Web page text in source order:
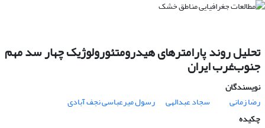
تحلیل روند پارامترهای هیدرومتئورولوژیک چهار سد مهم
جنوب‌غرب ایران
نویسندگان
رضا زمانی
سجاد عبدالهی
رسول میرعباسی نجف آبادی
چکیده